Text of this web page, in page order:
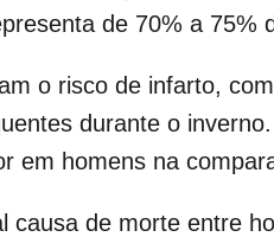
de 70% a 75%
o risco de infarto,
durante o
em homens na
causa de morte entre